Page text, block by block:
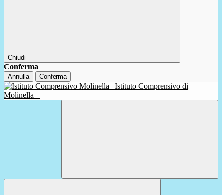
Chiudi
Conferma
Annulla Conferma
Istituto Comprensivo di
Molinella